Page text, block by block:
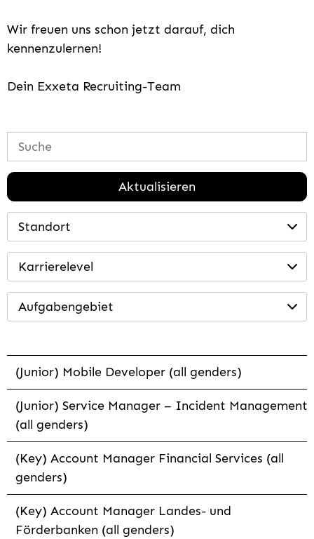
Wir freuen uns schon jetzt darauf, dich
kennenzulernen!
Dein Exxeta Recruiting-Team
Aktualisieren
Standort
Karrierelevel
Aufgabengebiet
(Junior) Mobile Developer (all genders)
(Junior) Service Manager – Incident Management
(all genders)
(Key) Account Manager Financial Services (all
genders)
(Key) Account Manager Landes- und
Förderbanken (all genders)